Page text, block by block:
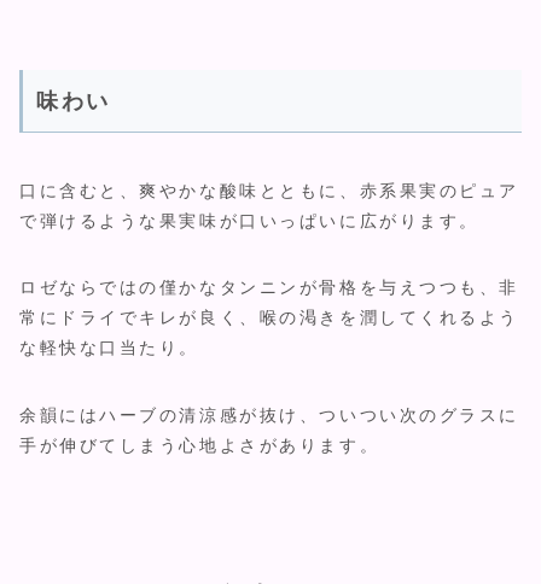
味わい
口に含むと、爽やかな酸味とともに、赤系果実のピュア
で弾けるような果実味が口いっぱいに広がります。
ロゼならではの僅かなタンニンが骨格を与えつつも、非
常にドライでキレが良く、喉の渇きを潤してくれるよう
な軽快な口当たり。
余韻にはハーブの清涼感が抜け、ついつい次のグラスに
手が伸びてしまう心地よさがあります。